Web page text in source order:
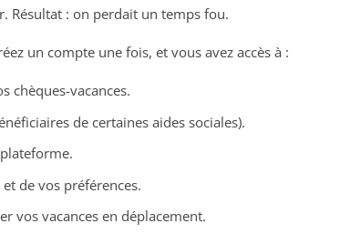
Résultat : on perdait un temps fou.
un compte une fois, et vous avez accès à :
chèques-vacances.
de certaines aides sociales).
de vos préférences.
vos vacances en déplacement.